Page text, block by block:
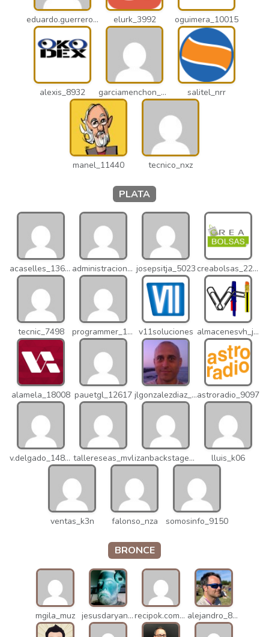
eduardo.guerrero_pto elurk_3992 oguimera_10015
alexis_8932 garciamenchon_puz salitel_nrr
manel_11440 tecnico_nxz
PLATA
acaselles_13670 administracion_nhd josepsitja_5023 creabolsas_22110
tecnic_7498 programmer_12837 v11soluciones almacenesvh_jo2
alamela_18008 pauetgl_12617 jlgonzalezdiaz_12316astroradio_9097
v.delgado_14821 tallereseas_mvl izanbackstage_14556 lluis_k06
ventas_k3n falonso_nza somosinfo_9150
BRONCE
mgila_muz jesusdaryanani_mko recipok.com_n5u alejandro_8931